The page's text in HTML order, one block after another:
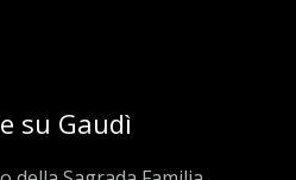
su Gaudì